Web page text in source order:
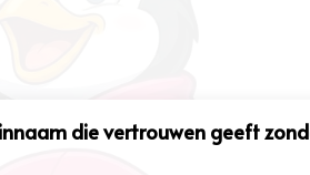
die vertrouwen geeft